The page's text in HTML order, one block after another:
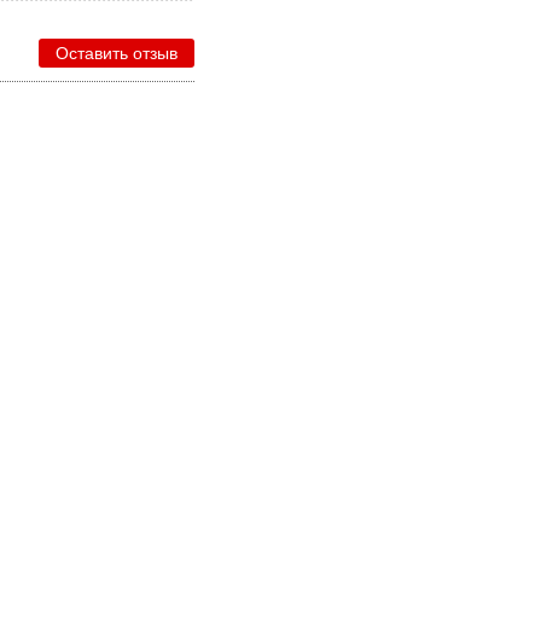
Оставить отзыв